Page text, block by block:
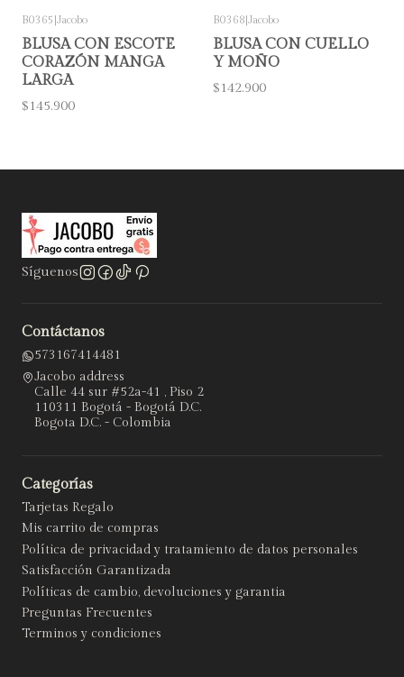
B0365 |Jacobo
BLUSA CON ESCOTE
CORAZÓN MANGA
LARGA
$145.900
B0368|Jacobo
BLUSA CON CUELLO
Y MOÑO
$142.900
Síguenos
Contáctanos
573167414481
Jacobo address
Calle 44 sur #52a-41 , Piso 2
110311 Bogotá - Bogotá D.C.
Bogota D.C. - Colombia
Categorías
Tarjetas Regalo
Mis carrito de compras
Política de privacidad y tratamiento de datos personales
Satisfacción Garantizada
Políticas de cambio, devoluciones y garantia
Preguntas Frecuentes
Terminos y condiciones